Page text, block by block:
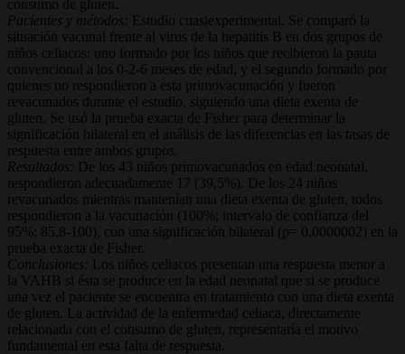
consumo de gluten.
Pacientes y métodos:
Estudio cuasiexperimental. Se comparó la
situación vacunal frente al virus de la hepatitis B en dos grupos de
niños celiacos: uno formado por los niños que recibieron la pauta
convencional a los 0-2-6 meses de edad, y el segundo formado por
quienes no respondieron a esta primovacunación y fueron
revacunados durante el estudio, siguiendo una dieta exenta de
gluten. Se usó la prueba exacta de Fisher para determinar la
significación bilateral en el análisis de las diferencias en las tasas de
respuesta entre ambos grupos.
Resultados:
De los 43 niños primovacunados en edad neonatal,
respondieron adecuadamente 17 (39,5%). De los 24 niños
revacunados mientras mantenían una dieta exenta de gluten, todos
respondieron a la vacunación (100%; intervalo de confianza del
95%: 85,8-100), con una significación bilateral (p= 0,0000002) en la
prueba exacta de Fisher.
Conclusiones:
Los niños celiacos presentan una respuesta menor a
la VAHB si ésta se produce en la edad neonatal que si se produce
una vez el paciente se encuentra en tratamiento con una dieta exenta
de gluten. La actividad de la enfermedad celiaca, directamente
relacionada con el consumo de gluten, representaría el motivo
fundamental en esta falta de respuesta.